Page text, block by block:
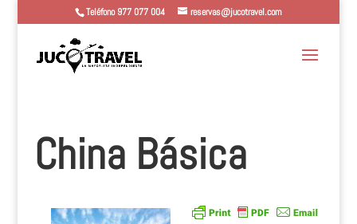
Teléfono 977 077 004 reservas@jucotravel.com
China Básica